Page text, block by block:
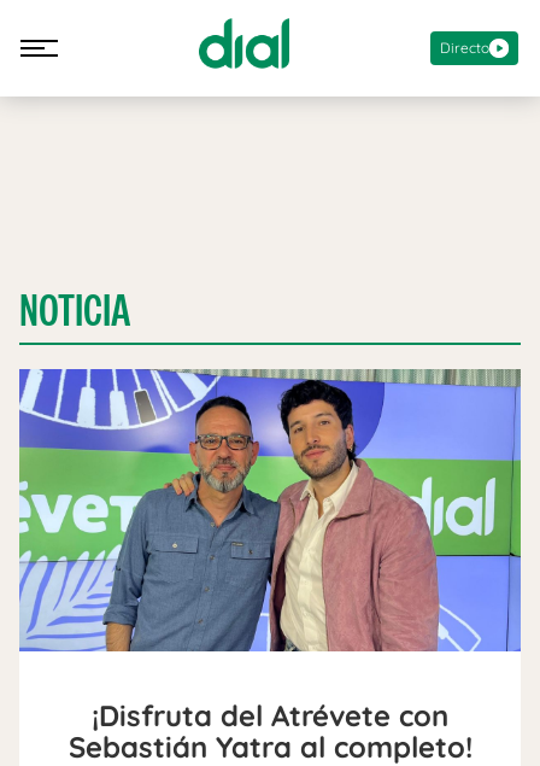
Directo
NOTICIA
¡Disfruta del Atrévete con
Sebastián Yatra al completo!